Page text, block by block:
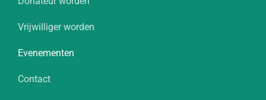
Vrijwilliger worden
Evenementen
Contact